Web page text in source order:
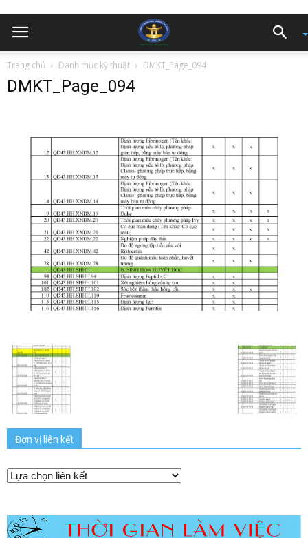
Trang chủ Danh mục kỹ thuật DMKT_Page_094
DMKT_Page_094
Đơn vị liên kết